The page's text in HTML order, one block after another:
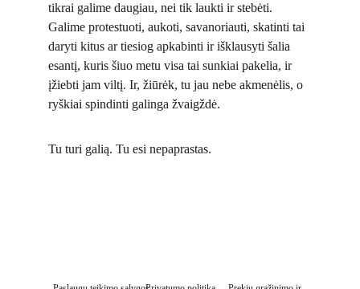
tikrai galime daugiau, nei tik laukti ir stebėti.
Galime protestuoti, aukoti, savanoriauti, skatinti tai
daryti kitus ar tiesiog apkabinti ir išklausyti šalia
esantį, kuris šiuo metu visa tai sunkiai pakelia, ir
įžiebti jam viltį. Ir, žiūrėk, tu jau nebe akmenėlis, o
ryškiai spindinti galinga žvaigždė.
Tu turi galią. Tu esi nepaprastas.